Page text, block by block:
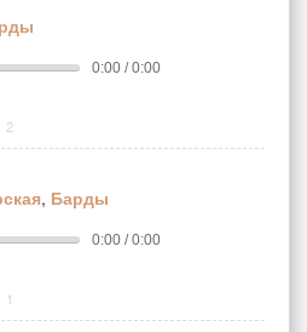
0:00 / 0:00
2
, Барды
0:00 / 0:00
1